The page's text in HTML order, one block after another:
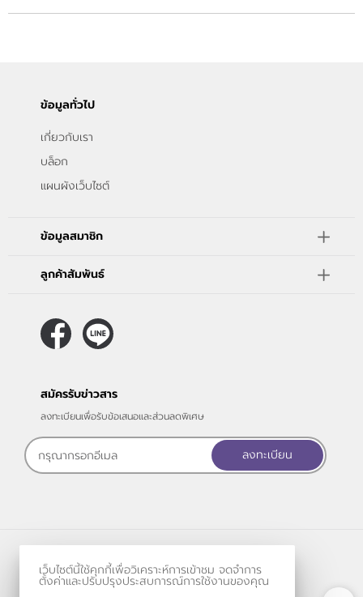
ข้อมูลทั่วไป
เกี่ยวกับเรา
บล็อก
แผนผังเว็บไซต์
ข้อมูลสมาชิก
ลูกค้าสัมพันธ์
สมัครรับข่าวสาร
ลงทะเบียนเพื่อรับข้อเสนอและส่วนลดพิเศษ
ลงทะเบียน
และขายของออนไลน์โดย
เว็บไซต์นี้ใช้คุกกี้เพื่อวิเคราะห์การเข้าชม จดจำการ
ตั้งค่าและปรับปรุงประสบการณ์การใช้งานของคุณ